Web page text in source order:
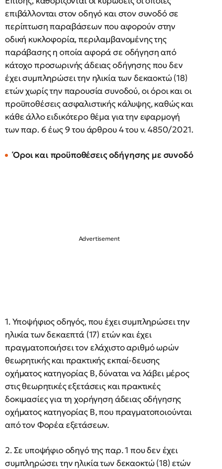
επιβάλλονται στον οδηγό και στον συνοδό σε
περίπτωση παραβάσεων που αφορούν στην
οδική κυκλοφορία, περιλαμβανομένης της
παράβασης η οποία αφορά σε οδήγηση από
κάτοχο προσωρινής άδειας οδήγησης που δεν
έχει συμπληρώσει την ηλικία των δεκαοκτώ (18)
ετών χωρίς την παρουσία συνοδού, οι όροι και οι
προϋποθέσεις ασφαλιστικής κάλυψης, καθώς και
κάθε άλλο ειδικότερο θέμα για την εφαρμογή
των παρ. 6 έως 9 του άρθρου 4 του ν. 4850/2021.
Όροι και προϋποθέσεις οδήγησης με συνοδό
1. Υποψήφιος οδηγός, που έχει συμπληρώσει την
ηλικία των δεκαεπτά (17) ετών και έχει
πραγματοποιήσει τον ελάχιστο αριθμό ωρών
θεωρητικής και πρακτικής εκπαί-δευσης
οχήματος κατηγορίας Β, δύναται να λάβει μέρος
στις θεωρητικές εξετάσεις και πρακτικές
δοκιμασίες για τη χορήγηση άδειας οδήγησης
οχήματος κατηγορίας Β, που πραγματοποιούνται
από τον Φορέα εξετάσεων.
2. Σε υποψήφιο οδηγό της παρ. 1 που δεν έχει
συμπληρώσει την ηλικία των δεκαοκτώ (18) ετών